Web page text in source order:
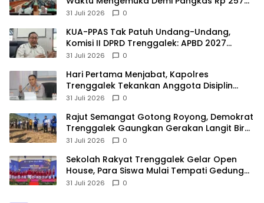
Miliar
31 Juli 2026 0
KUA-PPAS Tak Patuh Undang-Undang,
Komisi II DPRD Trenggalek: APBD 2027
Terancam Sanksi
31 Juli 2026 0
Hari Pertama Menjabat, Kapolres
Trenggalek Tekankan Anggota Disiplin
Hindari Pelanggaran
31 Juli 2026 0
​Rajut Semangat Gotong Royong, Demokrat
Trenggalek Gaungkan Gerakan Langit Biru
di Pantai Konang
31 Juli 2026 0
Sekolah Rakyat Trenggalek Gelar Open
House, Para Siswa Mulai Tempati Gedung
Baru
31 Juli 2026 0